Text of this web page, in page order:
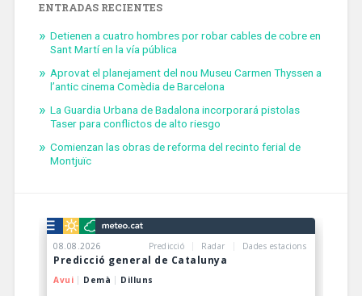
ENTRADAS RECIENTES
Detienen a cuatro hombres por robar cables de cobre en
Sant Martí en la vía pública
Aprovat el planejament del nou Museu Carmen Thyssen a
l’antic cinema Comèdia de Barcelona
La Guardia Urbana de Badalona incorporará pistolas
Taser para conflictos de alto riesgo
Comienzan las obras de reforma del recinto ferial de
Montjuïc